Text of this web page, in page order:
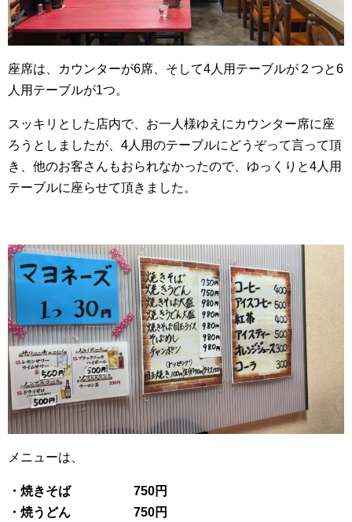
座席は、カウンターが6席、そして4人用テーブルが２つと6
人用テーブルが1つ。
スッキリとした店内で、お一人様ゆえにカウンター席に座
ろうとしましたが、4人用のテーブルにどうぞって言って頂
き、他のお客さんもおられなかったので、ゆっくりと4人用
テーブルに座らせて頂きました。
メニューは、
・焼きそば 750円
・焼うどん 750円